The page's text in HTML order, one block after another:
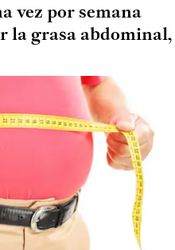
vez por semana
la grasa abdominal,